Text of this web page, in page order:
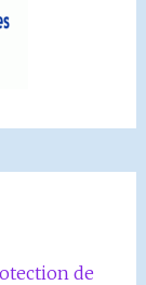
de